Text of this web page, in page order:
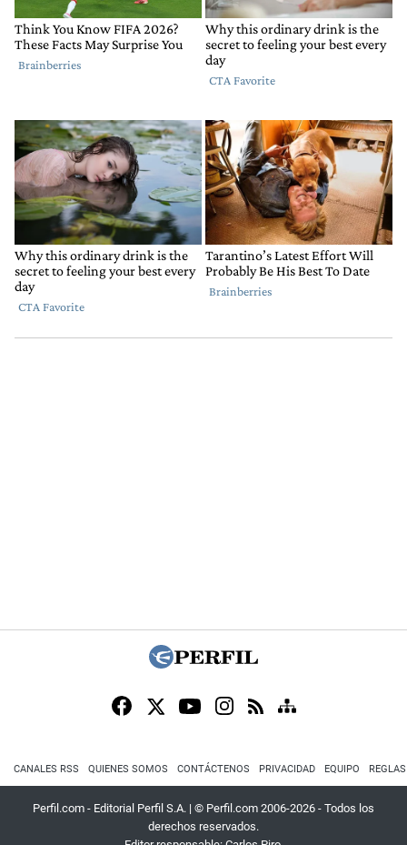
CANALES RSS QUIENES SOMOS CONTÁCTENOS PRIVACIDAD EQUIPO
Perfil.com - Editorial Perfil S.A. | © Perfil.com 2006-2026 - Todos los
derechos reservados.